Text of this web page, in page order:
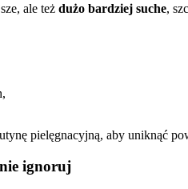
ale też dużo bardziej suche,
pielęgnacyjną, aby uniknąć
ignoruj